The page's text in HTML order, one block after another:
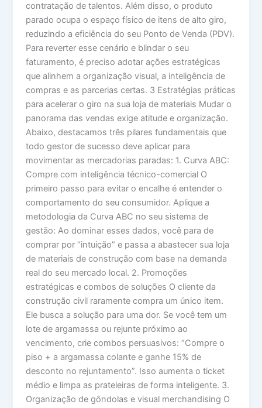
contratação de talentos. Além disso, o produto
parado ocupa o espaço físico de itens de alto giro,
reduzindo a eficiência do seu Ponto de Venda (PDV).
Para reverter esse cenário e blindar o seu
faturamento, é preciso adotar ações estratégicas
que alinhem a organização visual, a inteligência de
compras e as parcerias certas. 3 Estratégias práticas
para acelerar o giro na sua loja de materiais Mudar o
panorama das vendas exige atitude e organização.
Abaixo, destacamos três pilares fundamentais que
todo gestor de sucesso deve aplicar para
movimentar as mercadorias paradas: 1. Curva ABC:
Compre com inteligência técnico-comercial O
primeiro passo para evitar o encalhe é entender o
comportamento do seu consumidor. Aplique a
metodologia da Curva ABC no seu sistema de
gestão: Ao dominar esses dados, você para de
comprar por “intuição” e passa a abastecer sua loja
de materiais de construção com base na demanda
real do seu mercado local. 2. Promoções
estratégicas e combos de soluções O cliente da
construção civil raramente compra um único item.
Ele busca a solução para uma dor. Se você tem um
lote de argamassa ou rejunte próximo ao
vencimento, crie combos persuasivos: “Compre o
piso + a argamassa colante e ganhe 15% de
desconto no rejuntamento”. Isso aumenta o ticket
médio e limpa as prateleiras de forma inteligente. 3.
Organização de gôndolas e visual merchandising O